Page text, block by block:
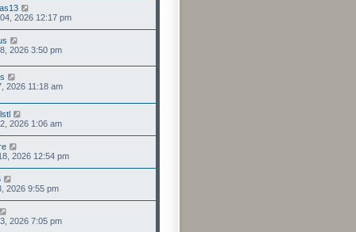
2026 12:17 pm
2026 3:50 pm
2026 11:18 am
2026 1:06 am
2026 12:54 pm
2026 9:55 pm
2026 7:05 pm